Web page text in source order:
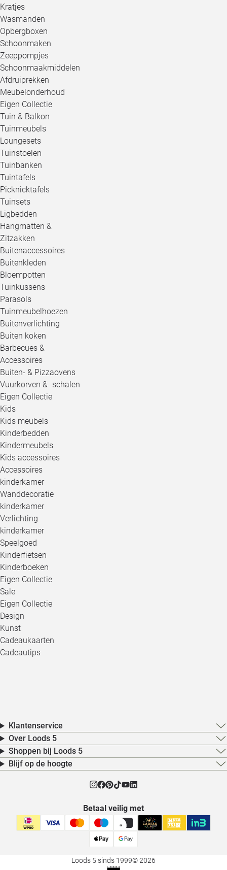
Kratjes
Wasmanden
Opbergboxen
Schoonmaken
Zeeppompjes
Schoonmaakmiddelen
Afdruiprekken
Meubelonderhoud
Eigen Collectie
Tuin & Balkon
Tuinmeubels
Loungesets
Tuinstoelen
Tuinbanken
Tuintafels
Picknicktafels
Tuinsets
Ligbedden
Hangmatten &
Zitzakken
Buitenaccessoires
Buitenkleden
Bloempotten
Tuinkussens
Parasols
Tuinmeubelhoezen
Buitenverlichting
Buiten koken
Barbecues &
Accessoires
Buiten- & Pizzaovens
Vuurkorven & -schalen
Eigen Collectie
Kids
Kids meubels
Kinderbedden
Kindermeubels
Kids accessoires
Accessoires
kinderkamer
Wanddecoratie
kinderkamer
Verlichting
kinderkamer
Speelgoed
Kinderfietsen
Kinderboeken
Eigen Collectie
Sale
Eigen Collectie
Design
Kunst
Cadeaukaarten
Cadeautips
Klantenservice
Over Loods 5
Shoppen bij Loods 5
Blijf op de hoogte
Betaal veilig met
Loods 5 sinds 1999© 2026